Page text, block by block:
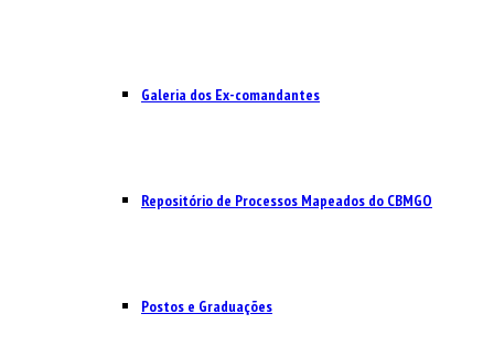
Galeria dos Ex-comandantes
Repositório de Processos Mapeados do CBMGO
Postos e Graduações